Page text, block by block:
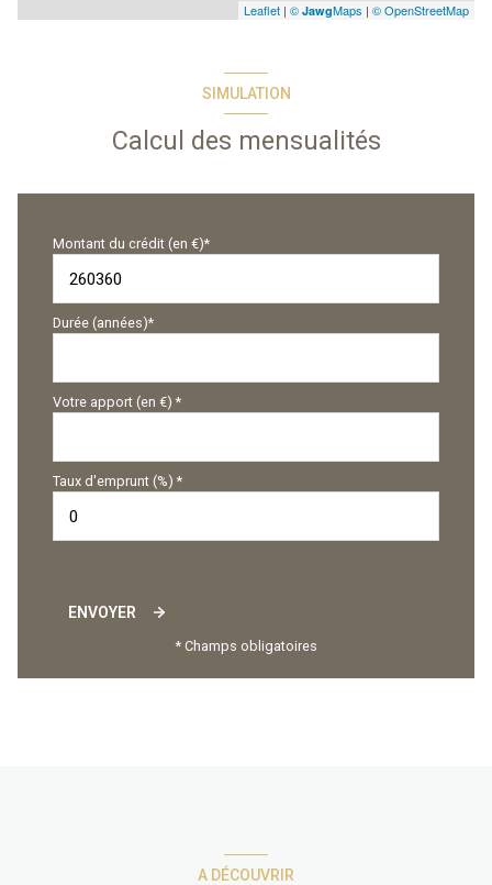
Leaflet | © JawgMaps | © OpenStreetMap
SIMULATION
Calcul des mensualités
Montant du crédit (en €)*
Durée (années)*
Votre apport (en €) *
Taux d'emprunt (%) *
ENVOYER
* Champs obligatoires
A DÉCOUVRIR